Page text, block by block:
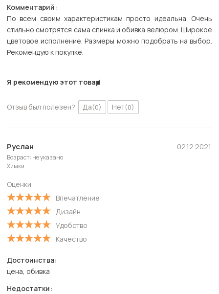
Комментарий:
По всем своим характеристикам просто идеальна. Очень
стильно смотрятся сама спинка и обивка велюром. Широкое
цветовое исполнение. Размеры можно подобрать на выбор.
Рекомендую к покупке.
Я рекомендую этот товар
Отзыв был полезен? Да(0) Нет(0)
Руслан
Возраст: не указано
Химки
Оценки
Впечатление
Дизайн
Удобство
Качество
02.12.2021
Достоинства:
цена, обивка
Недостатки: